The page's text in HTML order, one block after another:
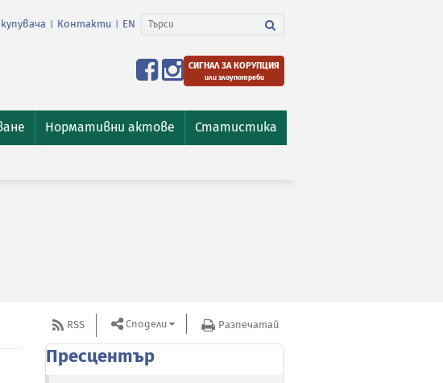
Контакти EN
СИГНАЛ ЗА КОРУПЦИЯ
или злоупотреби
Нормативни актове Статистика
RSS Сподели Разпечатай
Пресцентър